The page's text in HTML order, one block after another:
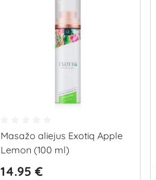
Masažo aliejus Exotiq Apple
Lemon (100 ml)
14.95 €